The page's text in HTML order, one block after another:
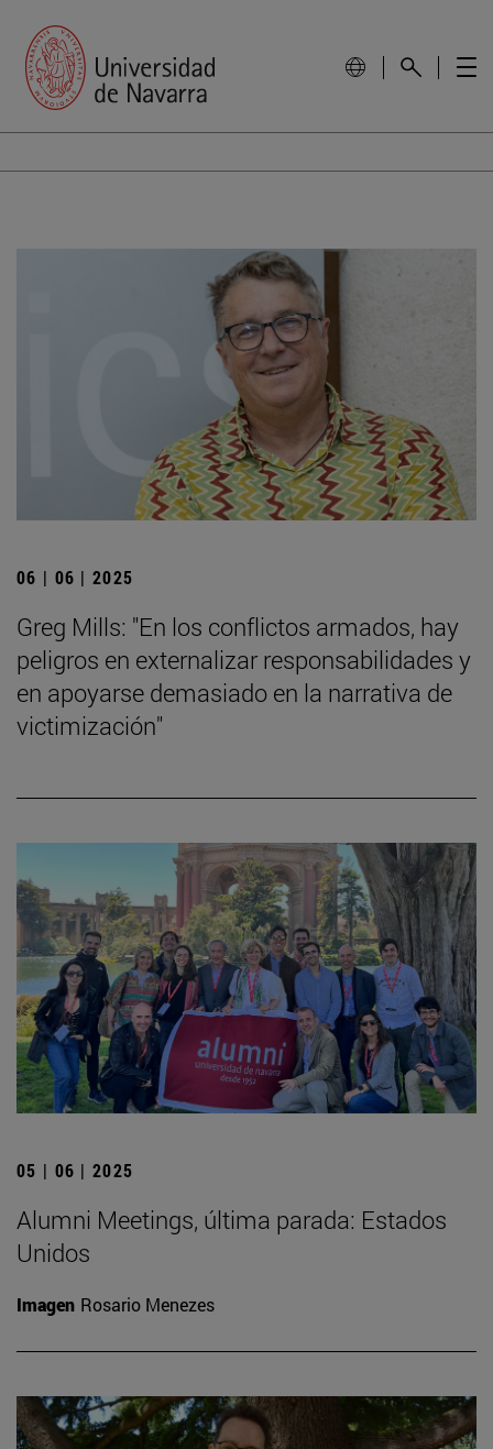
06 | 06 | 2025
Greg Mills: "En los conflictos armados, hay
peligros en externalizar responsabilidades y
en apoyarse demasiado en la narrativa de
victimización"
05 | 06 | 2025
Alumni Meetings, última parada: Estados
Unidos
Imagen Rosario Menezes